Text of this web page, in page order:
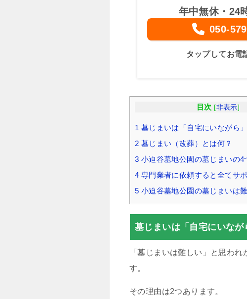
年中無休・24
050-
タップしてお電
目次 [非表示]
1 墓じまいは「自宅にいながら
2 墓じまい（改葬）とは何？
3 小迫谷墓地公園の墓じまいの4
4 専門業者に依頼すると全てサ
5 小迫谷墓地公園の墓じまいは
墓じまいは「自宅にいなが
「墓じまいは難しい」と思わ
す。
その理由は2つあります。